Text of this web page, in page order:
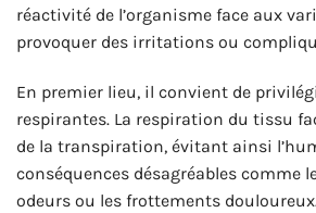
réactivité de l’organisme face aux
provoquer des irritations ou
En premier lieu, il convient de
respirantes. La respiration du tissu
de la transpiration, évitant ainsi
conséquences désagréables comme
odeurs ou les frottements